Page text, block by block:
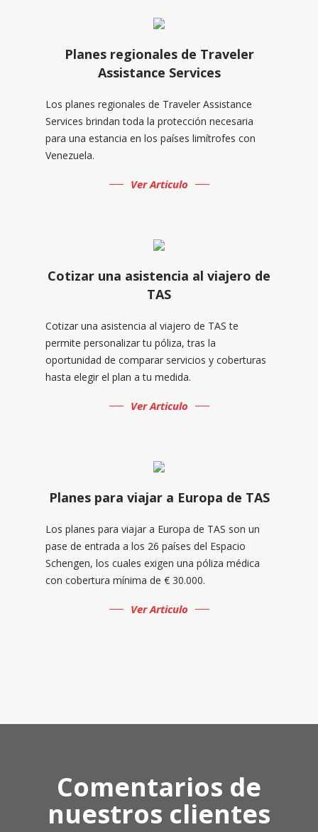
Planes regionales de Traveler
Assistance Services
Los planes regionales de Traveler Assistance
Services brindan toda la protección necesaria
para una estancia en los países limítrofes con
Venezuela.
Ver Articulo
Cotizar una asistencia al viajero de
TAS
Cotizar una asistencia al viajero de TAS te
permite personalizar tu póliza, tras la
oportunidad de comparar servicios y coberturas
hasta elegir el plan a tu medida.
Ver Articulo
Planes para viajar a Europa de TAS
Los planes para viajar a Europa de TAS son un
pase de entrada a los 26 países del Espacio
Schengen, los cuales exigen una póliza médica
con cobertura mínima de € 30.000.
Ver Articulo
Comentarios de
nuestros clientes